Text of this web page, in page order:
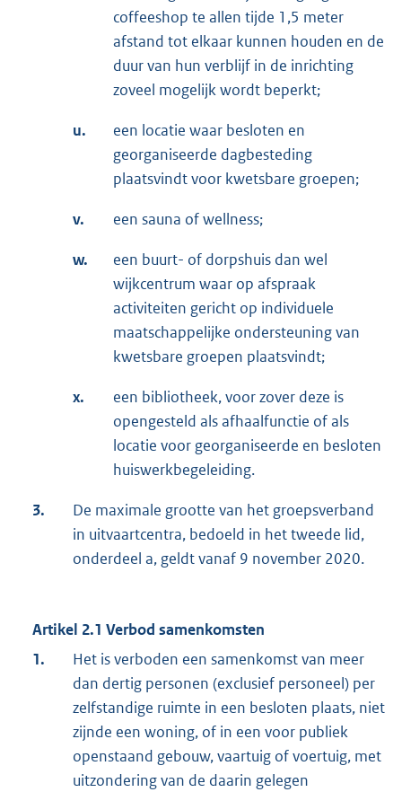
coffeeshop te allen tijde 1,5 meter
afstand tot elkaar kunnen houden en de
duur van hun verblijf in de inrichting
zoveel mogelijk wordt beperkt;
u.
een locatie waar besloten en
georganiseerde dagbesteding
plaatsvindt voor kwetsbare groepen;
v. een sauna of wellness;
w.
een buurt- of dorpshuis dan wel
wijkcentrum waar op afspraak
activiteiten gericht op individuele
maatschappelijke ondersteuning van
kwetsbare groepen plaatsvindt;
x.
een bibliotheek, voor zover deze is
opengesteld als afhaalfunctie of als
locatie voor georganiseerde en besloten
huiswerkbegeleiding.
3.
De maximale grootte van het groepsverband
in uitvaartcentra, bedoeld in het tweede lid,
onderdeel a, geldt vanaf 9 november 2020.
Artikel 2.1 Verbod samenkomsten
1.
Het is verboden een samenkomst van meer
dan dertig personen (exclusief personeel) per
zelfstandige ruimte in een besloten plaats, niet
zijnde een woning, of in een voor publiek
openstaand gebouw, vaartuig of voertuig, met
uitzondering van de daarin gelegen